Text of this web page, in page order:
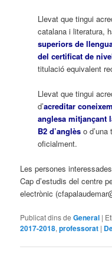
Llevat que tingui
catalana i literatura,
superiors de
del certificat de
titulació equivalent
Llevat que tingui
d’acreditar
anglesa mitjançant
B2 d’anglès o
oficialment.
Les persones
Cap d’estudis del centre
electrònic
Publicat dins de General |
2017-2018,professorat |